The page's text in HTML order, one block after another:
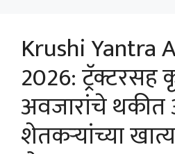
Krushi Yantra
2026: ट्रॅक्टरसह
अवजारांचे थकीत
शेतकऱ्यांच्या